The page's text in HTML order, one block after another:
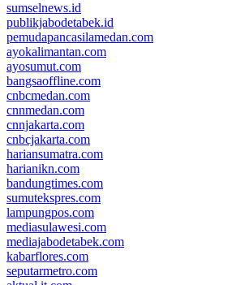
sumselnews.id
publikjabodetabek.id
pemudapancasilamedan.com
ayokalimantan.com
ayosumut.com
bangsaoffline.com
cnbcmedan.com
cnnmedan.com
cnnjakarta.com
cnbcjakarta.com
hariansumatra.com
harianikn.com
bandungtimes.com
sumutekspres.com
lampungpos.com
mediasulawesi.com
mediajabodetabek.com
kabarflores.com
seputarmetro.com